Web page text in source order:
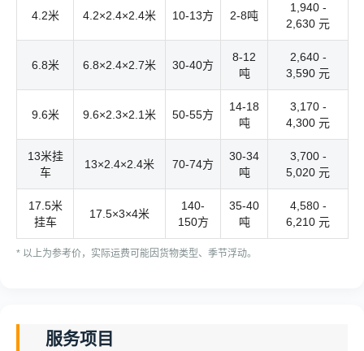
4.2米 4.2×2.4×2.4米 10-13方 2-8吨
1,940 -
2,630 元
6.8米 6.8×2.4×2.7米 30-40方
8-12
吨
2,640 -
3,590 元
9.6米 9.6×2.3×2.1米 50-55方
14-18
吨
3,170 -
4,300 元
13米挂
车
13×2.4×2.4米 70-74方
30-34
吨
3,700 -
5,020 元
17.5米
挂车
17.5×3×4米
140-
150方
35-40
吨
4,580 -
6,210 元
* 以上为参考价，实际运费可能因货物类型、季节浮动。
服务项目